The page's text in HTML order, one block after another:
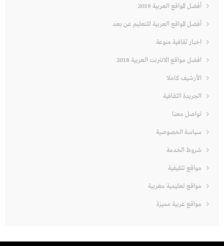
أفضل المواقع العربية 2019
أفضل المواقع العربية للتعليم عن بعد
اخبار ثقافية منوعة
افضل مواقع الانترنت العربية 2018
الأرشيف كاملا
الجريدة الثقافية
تواصل معنا
سياسة الخصوصية
شروط الخدمة
مواقع تثقيفية
مواقع تعليمية مغربية
مواقع عربية مميزة